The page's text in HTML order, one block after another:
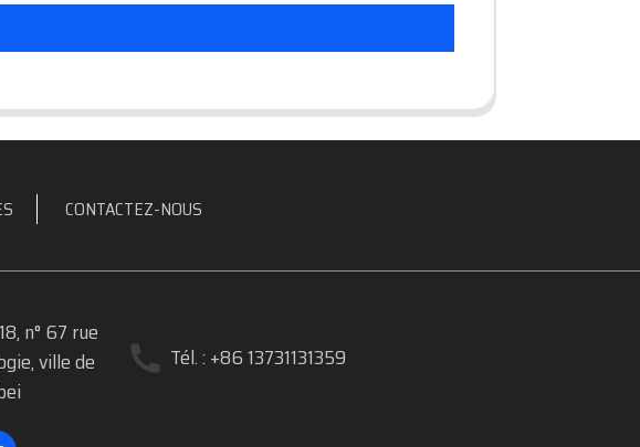
CONTACTEZ-NOUS
n° 67 rue
ville de
Tél. : +86 13731131359